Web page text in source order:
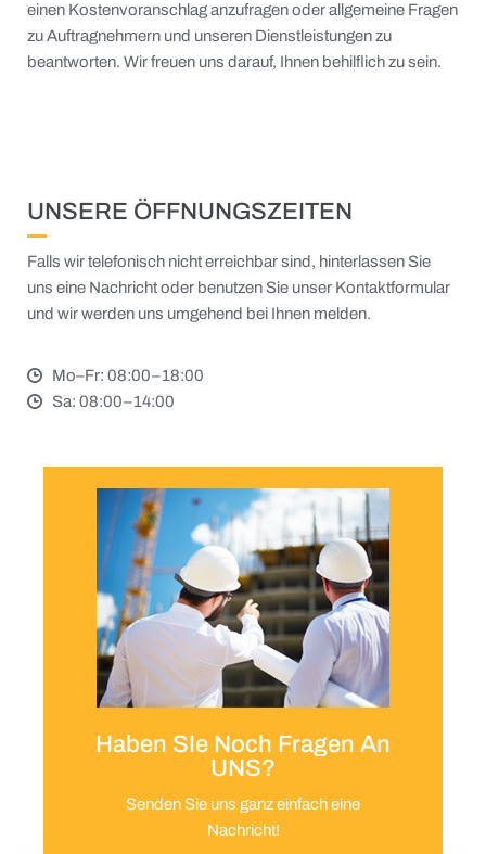
einen Kostenvoranschlag anzufragen oder allgemeine Fragen
zu Auftragnehmern und unseren Dienstleistungen zu
beantworten. Wir freuen uns darauf, Ihnen behilflich zu sein.
UNSERE ÖFFNUNGSZEITEN
Falls wir telefonisch nicht erreichbar sind, hinterlassen Sie
uns eine Nachricht oder benutzen Sie unser Kontaktformular
und wir werden uns umgehend bei Ihnen melden.
Mo–Fr: 08:00–18:00
Sa: 08:00–14:00
Haben SIe Noch Fragen An
UNS?
Senden Sie uns ganz einfach eine
Nachricht!